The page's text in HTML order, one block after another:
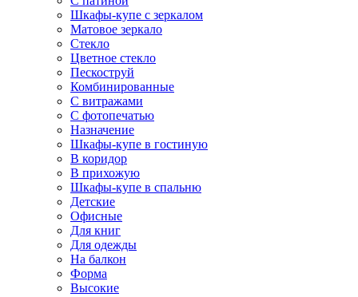
Шкафы-купе с зеркалом
Матовое зеркало
Стекло
Цветное стекло
Пескоструй
Комбинированные
С витражами
С фотопечатью
Назначение
Шкафы-купе в гостиную
В коридор
В прихожую
Шкафы-купе в спальню
Детские
Офисные
Для книг
Для одежды
На балкон
Форма
Высокие